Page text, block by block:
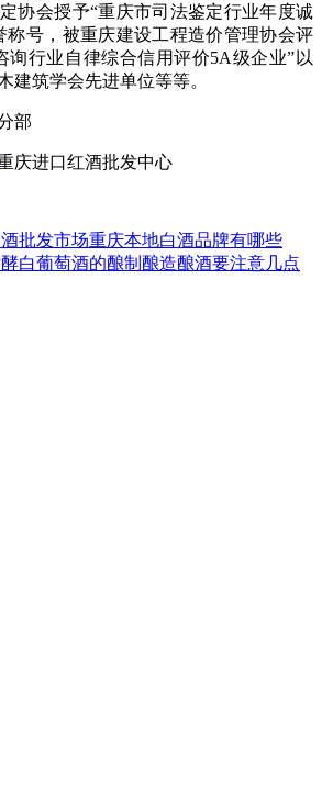
协会授予“重庆市司法鉴定行业年度诚
称号，被重庆建设工程造价管理协会评
询行业自律综合信用评价5A级企业”以
建筑学会先进单位等等。
部
批发市场重庆本地白酒品牌有哪些
白葡萄酒的酿制酿造酿酒要注意几点